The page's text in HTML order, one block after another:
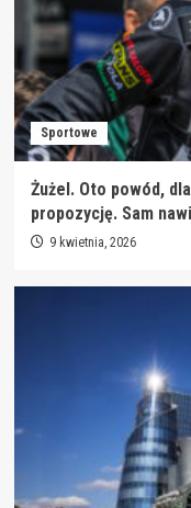
Sportowe
Żużel. Oto powód,
propozycję. Sam
9 kwietnia, 2026